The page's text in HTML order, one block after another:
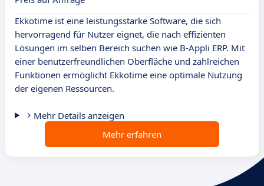
Ekkotime ist eine leistungsstarke Software, die sich
hervorragend für Nutzer eignet, die nach effizienten
Lösungen im selben Bereich suchen wie B-Appli ERP. Mit
einer benutzerfreundlichen Oberfläche und zahlreichen
Funktionen ermöglicht Ekkotime eine optimale Nutzung
der eigenen Ressourcen.
Mehr Details anzeigen
Mehr erfahren